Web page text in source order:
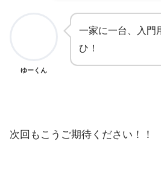
ゆーくん
一家に一台、入門
ひ！
次回もこうご期待ください！！